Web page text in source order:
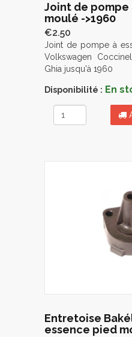
Joint de pompe
moulé ->1960
€2.50
Joint de pompe à
Volkswagen
Ghia jusqu'à 1960
Disponibilité : En
Entretoise
essence pied